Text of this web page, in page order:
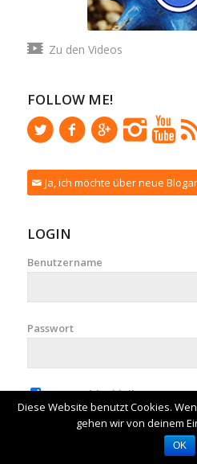
Zu den Videos
FOLLOW ME!
Ja, ich möchte über neue
LOGIN
Benutzername
Passwort
Angemeldet bleiben
Diese Website benutzt Cookies.
gehen wir von deinem
OK